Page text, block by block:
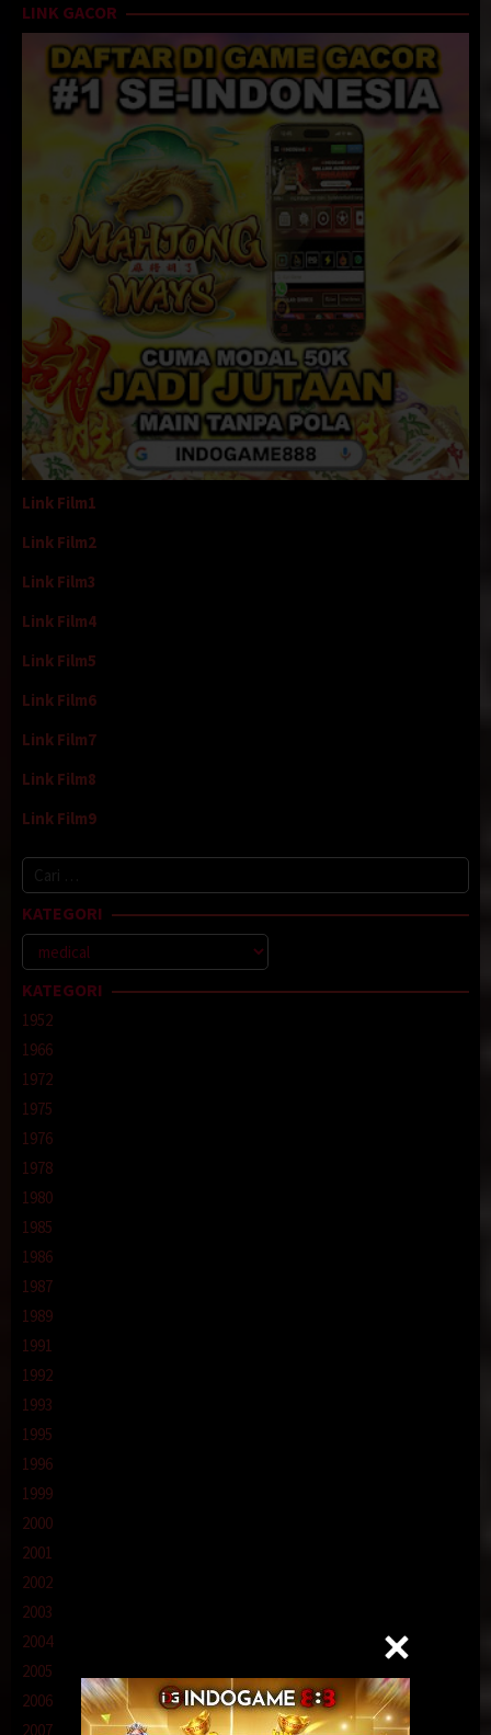
LINK GACOR
Link Film1
Link Film2
Link Film3
Link Film4
Link Film5
Link Film6
Link Film7
Link Film8
Link Film9
Cari
untuk:
KATEGORI
Kategori
KATEGORI
1952
1966
1972
1975
1976
1978
1980
1985
1986
1987
1989
1991
1992
1993
1995
1996
1999
2000
2001
2002
2003
2004
2005
2006
2007